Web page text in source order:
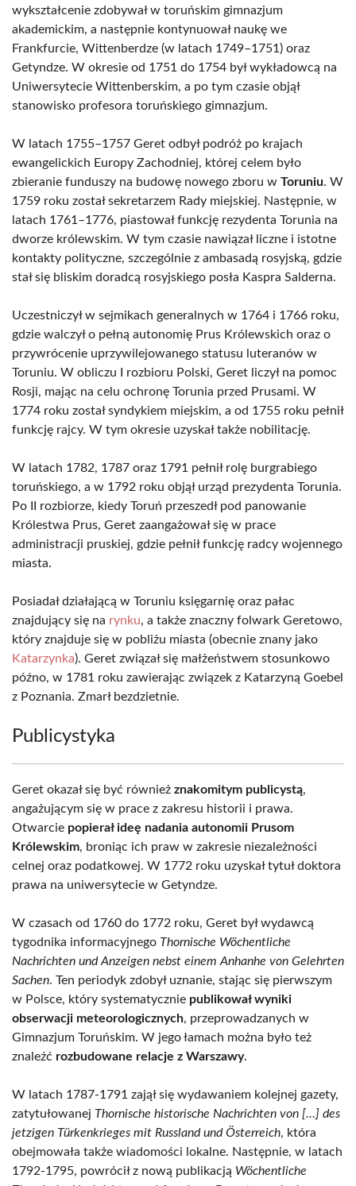
wykształcenie zdobywał w toruńskim gimnazjum
akademickim, a następnie kontynuował naukę we
Frankfurcie, Wittenberdze (w latach 1749–1751) oraz
Getyndze. W okresie od 1751 do 1754 był wykładowcą na
Uniwersytecie Wittenberskim, a po tym czasie objął
stanowisko profesora toruńskiego gimnazjum.
W latach 1755–1757 Geret odbył podróż po krajach
ewangelickich Europy Zachodniej, której celem było
zbieranie funduszy na budowę nowego zboru w Toruniu. W
1759 roku został sekretarzem Rady miejskiej. Następnie, w
latach 1761–1776, piastował funkcję rezydenta Torunia na
dworze królewskim. W tym czasie nawiązał liczne i istotne
kontakty polityczne, szczególnie z ambasadą rosyjską, gdzie
stał się bliskim doradcą rosyjskiego posła Kaspra Salderna.
Uczestniczył w sejmikach generalnych w 1764 i 1766 roku,
gdzie walczył o pełną autonomię Prus Królewskich oraz o
przywrócenie uprzywilejowanego statusu luteranów w
Toruniu. W obliczu I rozbioru Polski, Geret liczył na pomoc
Rosji, mając na celu ochronę Torunia przed Prusami. W
1774 roku został syndykiem miejskim, a od 1755 roku pełnił
funkcję rajcy. W tym okresie uzyskał także nobilitację.
W latach 1782, 1787 oraz 1791 pełnił rolę burgrabiego
toruńskiego, a w 1792 roku objął urząd prezydenta Torunia.
Po II rozbiorze, kiedy Toruń przeszedł pod panowanie
Królestwa Prus, Geret zaangażował się w prace
administracji pruskiej, gdzie pełnił funkcję radcy wojennego
miasta.
Posiadał działającą w Toruniu księgarnię oraz pałac
znajdujący się na rynku, a także znaczny folwark Geretowo,
który znajduje się w pobliżu miasta (obecnie znany jako
Katarzynka). Geret związał się małżeństwem stosunkowo
późno, w 1781 roku zawierając związek z Katarzyną Goebel
z Poznania. Zmarł bezdzietnie.
Publicystyka
Geret okazał się być również znakomitym publicystą,
angażującym się w prace z zakresu historii i prawa.
Otwarcie popierał ideę nadania autonomii Prusom
Królewskim, broniąc ich praw w zakresie niezależności
celnej oraz podatkowej. W 1772 roku uzyskał tytuł doktora
prawa na uniwersytecie w Getyndze.
W czasach od 1760 do 1772 roku, Geret był wydawcą
tygodnika informacyjnego Thornische Wöchentliche
Nachrichten und Anzeigen nebst einem Anhanhe von Gelehrten
Sachen. Ten periodyk zdobył uznanie, stając się pierwszym
w Polsce, który systematycznie publikował wyniki
obserwacji meteorologicznych, przeprowadzanych w
Gimnazjum Toruńskim. W jego łamach można było też
znaleźć rozbudowane relacje z Warszawy.
W latach 1787-1791 zajął się wydawaniem kolejnej gazety,
zatytułowanej Thornische historische Nachrichten von […] des
jetzigen Türkenkrieges mit Russland und Österreich, która
obejmowała także wiadomości lokalne. Następnie, w latach
1792-1795, powrócił z nową publikacją Wöchentliche